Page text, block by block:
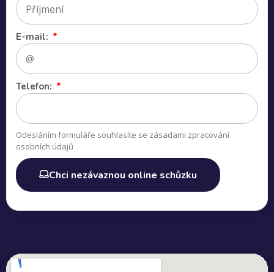
E-mail:
Telefon:
Odesláním formuláře souhlasíte se zásadami zpracování
osobních údajů
Chci nezávaznou online schůzku